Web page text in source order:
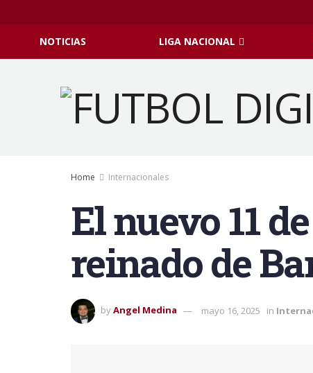
NOTICIAS LIGA NACIONAL
Home Internacionales
El nuevo 11
reinado de
byAngel Medina mayo 16, 2025 in